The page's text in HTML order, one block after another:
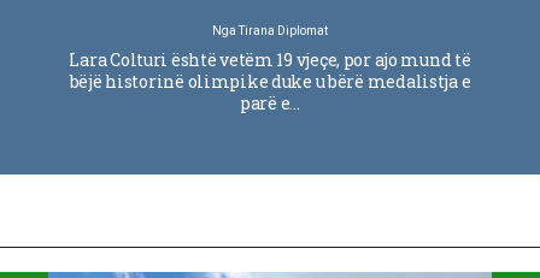
NgaTirana Diplomat
Lara Colturi është vetëm 19 vjeçe, por ajo mund të
bëjë historinë olimpike duke u bërë medalistja e
parë e…